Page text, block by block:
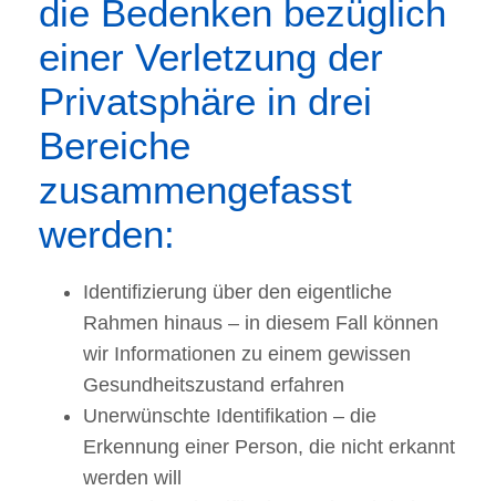
die Bedenken bezüglich
einer Verletzung der
Privatsphäre in drei
Bereiche
zusammengefasst
werden:
Identifizierung über den eigentliche
Rahmen hinaus – in diesem Fall können
wir Informationen zu einem gewissen
Gesundheitszustand erfahren
Unerwünschte Identifikation – die
Erkennung einer Person, die nicht erkannt
werden will